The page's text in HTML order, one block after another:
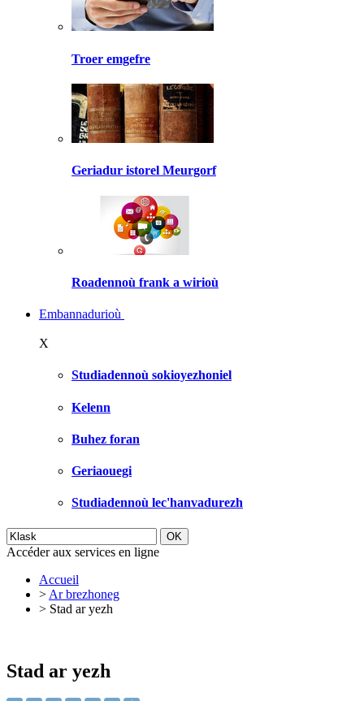
Troer emgefre
Geriadur istorel Meurgorf
Roadennoù frank a wirioù
Embannadurioù
X
Studiadennoù sokioyezhoniel
Kelenn
Buhez foran
Geriaouegi
Studiadennoù lec'hanvadurezh
Accéder aux services en ligne
Accueil
> Ar brezhoneg
> Stad ar yezh
Stad ar yezh